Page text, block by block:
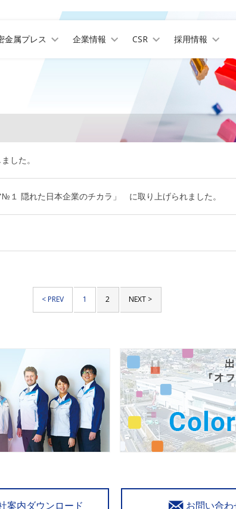
金属プレス 企業情報 CSR 採用情報
した。
１ 隠れた日本企業のチカラ」 に取り上げられました。
< PREV 1 2 NEXT >
案内ダウンロード お問い合わ